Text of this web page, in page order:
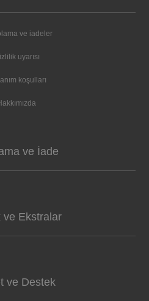
ve iadeler
uyarısı
koşulları
ve İade
ve Ekstralar
ve Destek